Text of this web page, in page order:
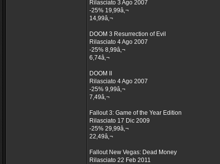
Rilasciato 3 Ago 2007
-25% 19,99â‚¬
14,99â‚¬
DOOM 3 Resurrection of Evil
Rilasciato 4 Ago 2007
-25% 8,99â‚¬
6,74â‚¬
DOOM II
Rilasciato 4 Ago 2007
-25% 9,99â‚¬
7,49â‚¬
Fallout 3: Game of the Year Edition
Rilasciato 17 Dic 2009
-25% 29,99â‚¬
22,49â‚¬
Fallout New Vegas: Dead Money
Rilasciato 22 Feb 2011